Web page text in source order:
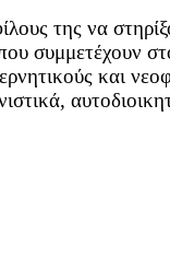
της να
συμμετέχουν
και